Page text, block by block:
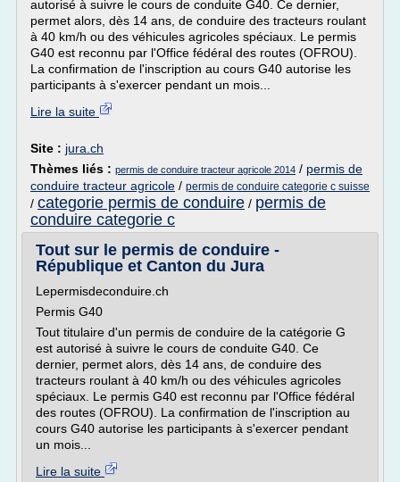
autorisé à suivre le cours de conduite G40. Ce dernier,
permet alors, dès 14 ans, de conduire des tracteurs roulant
à 40 km/h ou des véhicules agricoles spéciaux. Le permis
G40 est reconnu par l'Office fédéral des routes (OFROU).
La confirmation de l'inscription au cours G40 autorise les
participants à s'exercer pendant un mois...
Lire la suite
Site : jura.ch
Thèmes liés : permis de conduire tracteur agricole 2014 / permis de
conduire tracteur agricole / permis de conduire categorie c suisse
/ categorie permis de conduire / permis de
conduire categorie c
Tout sur le permis de conduire -
République et Canton du Jura
Lepermisdeconduire.ch
Permis G40
Tout titulaire d'un permis de conduire de la catégorie G
est autorisé à suivre le cours de conduite G40. Ce
dernier, permet alors, dès 14 ans, de conduire des
tracteurs roulant à 40 km/h ou des véhicules agricoles
spéciaux. Le permis G40 est reconnu par l'Office fédéral
des routes (OFROU). La confirmation de l'inscription au
cours G40 autorise les participants à s'exercer pendant
un mois...
Lire la suite